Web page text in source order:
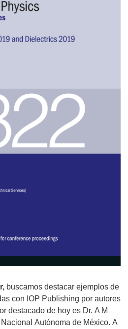
buscamos destacar ejemplos de
con IOP Publishing por autores
destacado de hoy es Dr. A M
Nacional Autónoma de México. A